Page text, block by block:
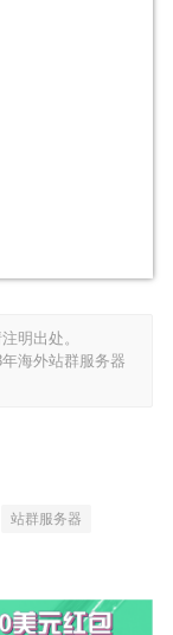
明出处。
海外站群服务器
站群服务器